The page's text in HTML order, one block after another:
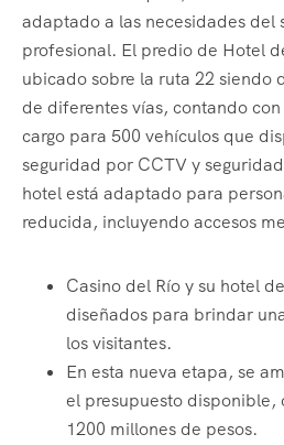
adaptado a las necesidades del
profesional. El predio de Hotel
ubicado sobre la ruta 22 siendo
de diferentes vías, contando
cargo para 500 vehículos que
seguridad por CCTV y
hotel está adaptado para
reducida, incluyendo accesos
Casino del Río y su hotel
diseñados para brindar
los visitantes.
En esta nueva etapa, se
el presupuesto disponible,
1200 millones de pesos.